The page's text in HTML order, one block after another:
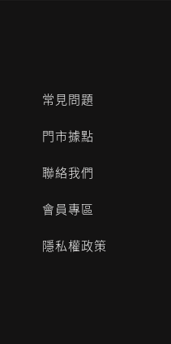
常見問題
門市據點
聯絡我們
會員專區
隱私權政策